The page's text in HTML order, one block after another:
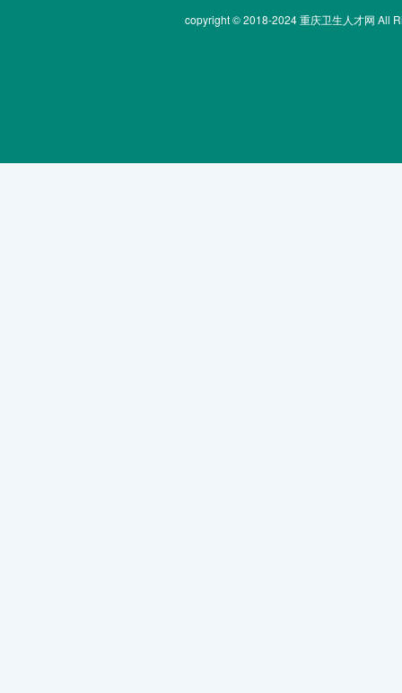
copyright © 2018-2024 重庆卫生人才网 All